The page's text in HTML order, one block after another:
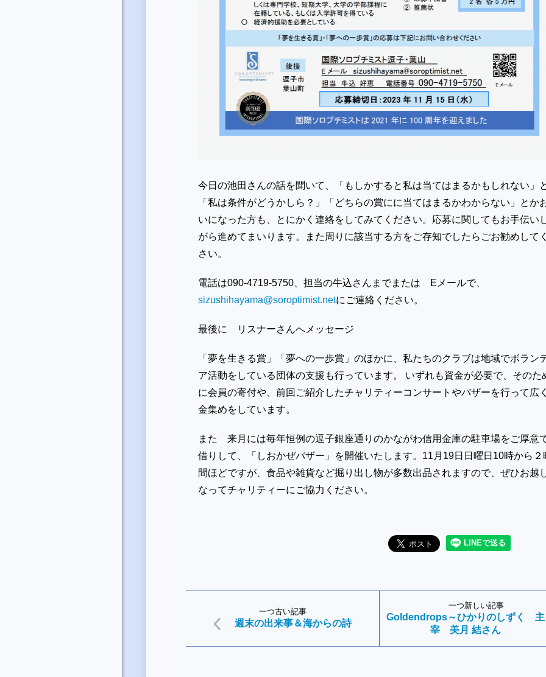
今日の池田さんの話を聞いて、「もしかすると私は当てはまるかもしれない」
「私は条件がどうかしら？」「どちらの賞にに当てはまるかわからない」とか
いになった方も、とにかく連絡をしてみてください。応募に関してもお手伝い
がら進めてまいります。また周りに該当する方をご存知でしたらごお勧めして
さい。
電話は090-4719-5750、担当の牛込さんまでまたは Eメールで、
sizushihayama@soroptimist.netにご連絡ください。
最後に リスナーさんへメッセージ
「夢を生きる賞」「夢への一歩賞」のほかに、私たちのクラブは地域でボラン
ア活動をしている団体の支援も行っています。 いずれも資金が必要で、そのた
に会員の寄付や、前回ご紹介したチャリティーコンサートやバザーを行って広
金集めをしています。
また 来月には毎年恒例の逗子銀座通りのかながわ信用金庫の駐車場をご厚意
借りして、「しおかぜバザー」を開催いたします。11月19日日曜日10時から２
間ほどですが、食品や雑貨など掘り出し物が多数出品されますので、ぜひお越
なってチャリティーにご協力ください。
一つ古い記事
週末の出来事＆海からの詩
一つ新しい記事
Goldendrops～ひかりのしずく 主
宰 美月 結さん